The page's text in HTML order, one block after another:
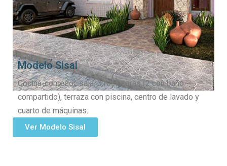
Modelo Sisal
Cocina-comedor, sala, 3 recámaras (2 con baño
compartido), terraza con piscina, centro de lavado y
cuarto de máquinas.
Ver Modelo Sisal